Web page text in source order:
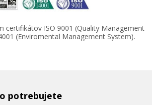
certifikátov ISO 9001 (Quality Management
(Enviromental Management System).
potrebujete